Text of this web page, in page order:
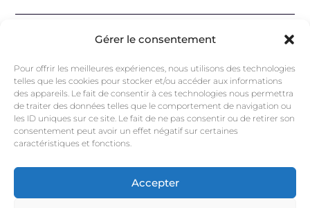
Gérer le consentement
Pour offrir les meilleures expériences, nous utilisons des technologies
telles que les cookies pour stocker et/ou accéder aux informations
des appareils. Le fait de consentir à ces technologies nous permettra
de traiter des données telles que le comportement de navigation ou
les ID uniques sur ce site. Le fait de ne pas consentir ou de retirer son
consentement peut avoir un effet négatif sur certaines
caractéristiques et fonctions.
Accepter
Instagram
Linkedin